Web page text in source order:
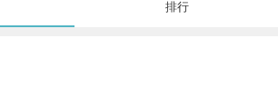
排行